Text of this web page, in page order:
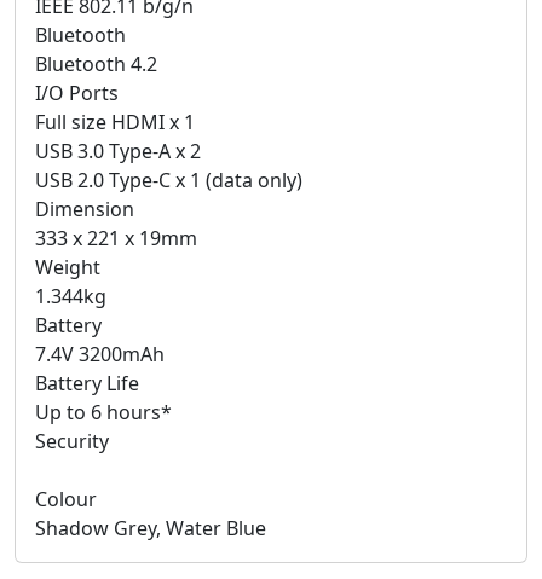
IEEE 802.11 b/g/n
Bluetooth
Bluetooth 4.2
I/O Ports
Full size HDMI x 1
USB 3.0 Type-A x 2
USB 2.0 Type-C x 1 (data only)
Dimension
333 x 221 x 19mm
Weight
1.344kg
Battery
7.4V 3200mAh
Battery Life
Up to 6 hours*
Security
Colour
Shadow Grey, Water Blue